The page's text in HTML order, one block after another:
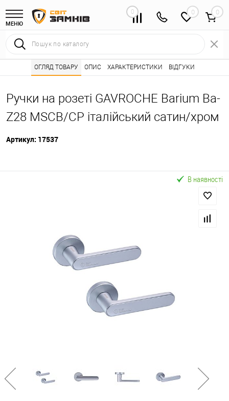
МЕНЮ
0 0
Інтернет магазин замків • Каталог товарів ⭐ Дверні ручки 🌟
Ручки на розеті GAVROCHE Barium Ba-
Z28 MSCB/CP італійський сатин/хром
Артикул: 17537
ОГЛЯД ТОВАРУ ОПИС ХАРАКТЕРИСТИКИ ВІДГУКИ
В наявності